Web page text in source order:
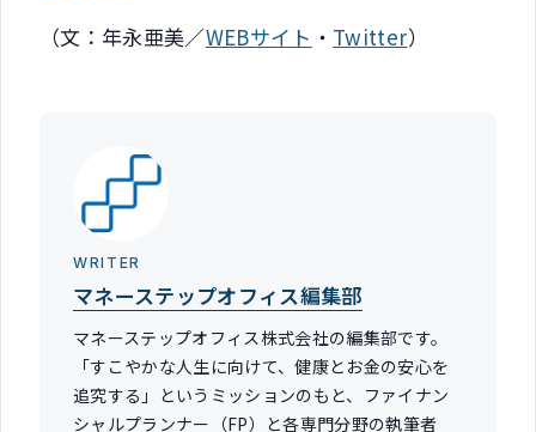
（文：年永亜美／WEBサイト ・ Twitter）
WRITER
マネーステップオフィス編集部
マネーステップオフィス株式会社の編集部です。
「すこやかな人生に向けて、健康とお金の安心を
追究する」というミッションのもと、ファイナン
シャルプランナー（FP）と各専門分野の執筆者